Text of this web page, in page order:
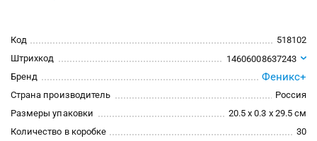
Код
518102
Штрихкод
14606008637243
Бренд
Феникс+
Страна производитель
Россия
Размеры упаковки
20.5 x 0.3 x 29.5 см
Количество в коробке
30